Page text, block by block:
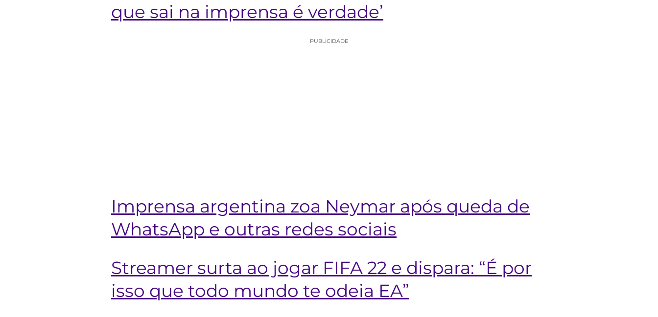
que sai na imprensa é verdade’
PUBLICIDADE
Imprensa argentina zoa Neymar após queda de
WhatsApp e outras redes sociais
Streamer surta ao jogar FIFA 22 e dispara: “É por
isso que todo mundo te odeia EA”